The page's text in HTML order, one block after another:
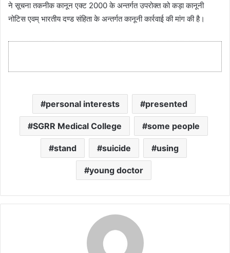
ने सूचना तकनीक कानून एक्ट 2000 के अन्तर्गत उपरोक्त को कड़ा कानूनी
नोटिस एवम् भारतीय दण्ड संहिता के अन्तर्गत कानूनी कार्रवाई की मांग की है।
personal interests presented
SGRR Medical College some people
stand suicide using
young doctor